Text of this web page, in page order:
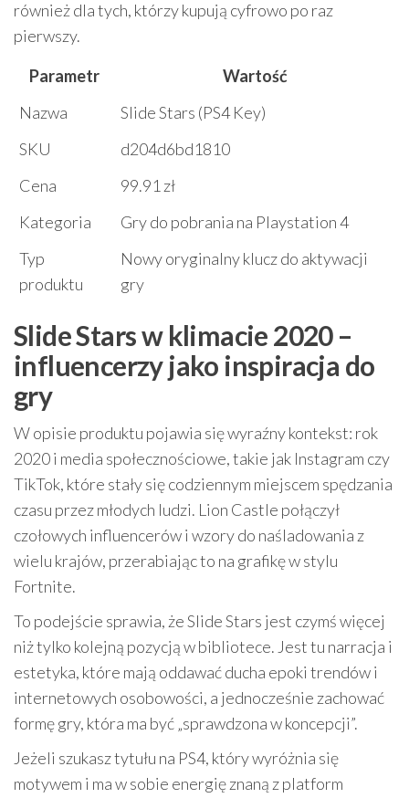
również dla tych, którzy kupują cyfrowo po raz
pierwszy.
Parametr
Wartość
Nazwa
Slide Stars (PS4 Key)
SKU
d204d6bd1810
Cena
99.91 zł
Kategoria
Gry do pobrania na Playstation 4
Typ
produktu
Nowy oryginalny klucz do aktywacji
gry
Slide Stars w klimacie 2020 –
influencerzy jako inspiracja do
gry
W opisie produktu pojawia się wyraźny kontekst: rok
2020 i media społecznościowe, takie jak Instagram czy
TikTok, które stały się codziennym miejscem spędzania
czasu przez młodych ludzi. Lion Castle połączył
czołowych influencerów i wzory do naśladowania z
wielu krajów, przerabiając to na grafikę w stylu
Fortnite.
To podejście sprawia, że Slide Stars jest czymś więcej
niż tylko kolejną pozycją w bibliotece. Jest tu narracja i
estetyka, które mają oddawać ducha epoki trendów i
internetowych osobowości, a jednocześnie zachować
formę gry, która ma być „sprawdzona w koncepcji”.
Jeżeli szukasz tytułu na PS4, który wyróżnia się
motywem i ma w sobie energię znaną z platform